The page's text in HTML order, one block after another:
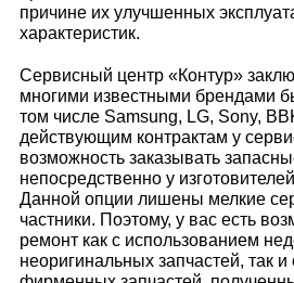
причине их улучшенных
характеристик.
Сервисный центр «Контур»
многими известными брендами
том числе Samsung, LG, Sony,
действующим контрактам у
возможность заказывать
непосредственно у
Данной опции лишены мелкие
частники. Поэтому, у вас есть
ремонт как с использованием
неоригинальных запчастей, так